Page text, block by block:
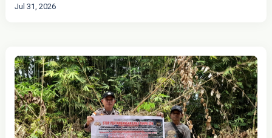
Jul 31, 2026